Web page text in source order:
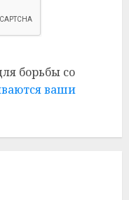
борьбы со
ваши